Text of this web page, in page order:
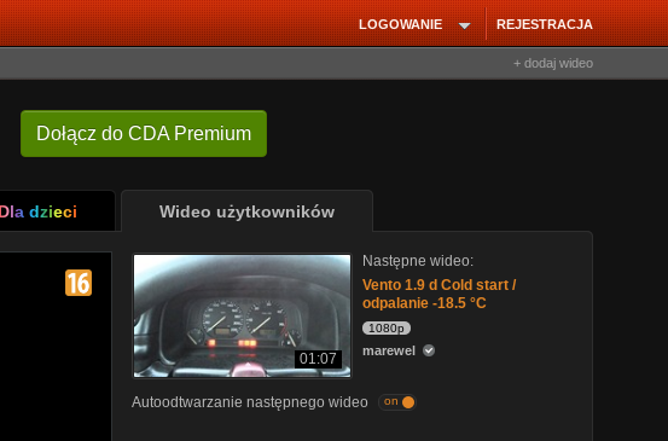
REJESTRACJA
LOGOWANIE
+ dodaj wideo
Dołącz do CDA Premium
Dla dzieci Wideo użytkowników
01:07
Następne wideo:
Vento 1.9 d Cold start /
odpalanie -18.5 °C
1080p
marewel
Autoodtwarzanie następnego wideo on